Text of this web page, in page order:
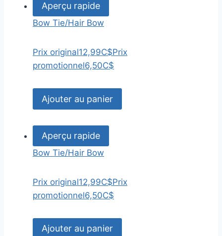
Aperçu rapide
Bow Tie/Hair Bow
Prix original12,99C$Prix
promotionnel6,50C$
Ajouter au panier
Aperçu rapide
Bow Tie/Hair Bow
Prix original12,99C$Prix
promotionnel6,50C$
Ajouter au panier